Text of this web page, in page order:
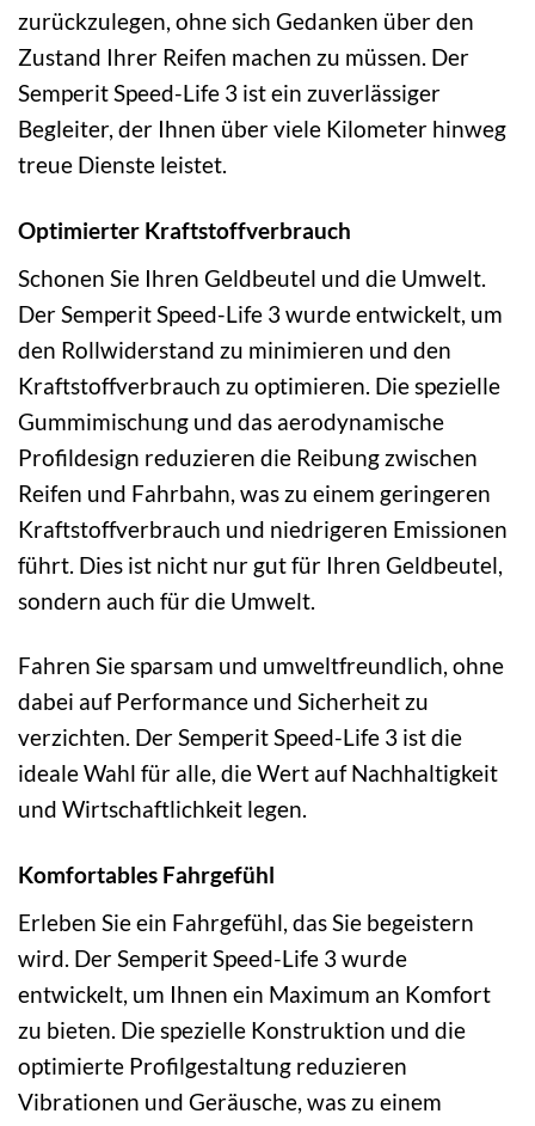
zurückzulegen, ohne sich Gedanken über den
Zustand Ihrer Reifen machen zu müssen. Der
Semperit Speed-Life 3 ist ein zuverlässiger
Begleiter, der Ihnen über viele Kilometer hinweg
treue Dienste leistet.
Optimierter Kraftstoffverbrauch
Schonen Sie Ihren Geldbeutel und die Umwelt.
Der Semperit Speed-Life 3 wurde entwickelt, um
den Rollwiderstand zu minimieren und den
Kraftstoffverbrauch zu optimieren. Die spezielle
Gummimischung und das aerodynamische
Profildesign reduzieren die Reibung zwischen
Reifen und Fahrbahn, was zu einem geringeren
Kraftstoffverbrauch und niedrigeren Emissionen
führt. Dies ist nicht nur gut für Ihren Geldbeutel,
sondern auch für die Umwelt.
Fahren Sie sparsam und umweltfreundlich, ohne
dabei auf Performance und Sicherheit zu
verzichten. Der Semperit Speed-Life 3 ist die
ideale Wahl für alle, die Wert auf Nachhaltigkeit
und Wirtschaftlichkeit legen.
Komfortables Fahrgefühl
Erleben Sie ein Fahrgefühl, das Sie begeistern
wird. Der Semperit Speed-Life 3 wurde
entwickelt, um Ihnen ein Maximum an Komfort
zu bieten. Die spezielle Konstruktion und die
optimierte Profilgestaltung reduzieren
Vibrationen und Geräusche, was zu einem